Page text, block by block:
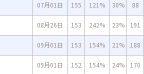
07月01日 155 121% 30% 88
08月26日 153 242% 23% 191
09月01日 153 154% 21% 188
09月01日 152 154% 24% 170